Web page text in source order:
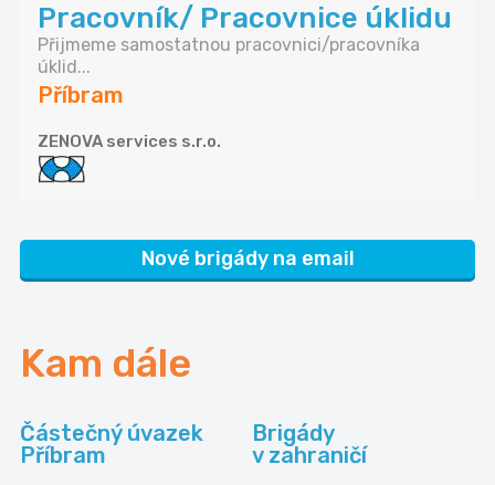
Pracovník/ Pracovnice úklidu
Přijmeme samostatnou pracovnici/pracovníka
úklid...
Příbram
ZENOVA services s.r.o.
Nové brigády na email
Kam dále
Částečný úvazek
Příbram
Brigády
v zahraničí